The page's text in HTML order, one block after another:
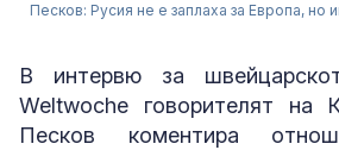
Песков: Русия не е заплаха за Европа, но
В интервю за
Weltwoche говорителят на
Песков коментира